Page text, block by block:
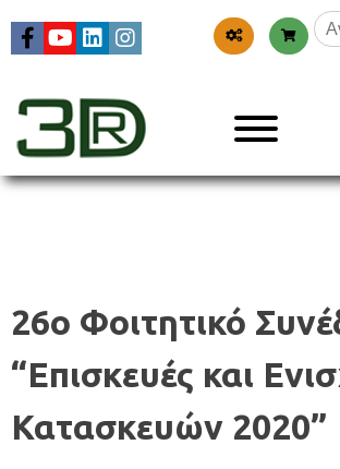
για:
3dr
26ο Φοιτητικό
“Επισκευές και
Κατασκευών 2020”